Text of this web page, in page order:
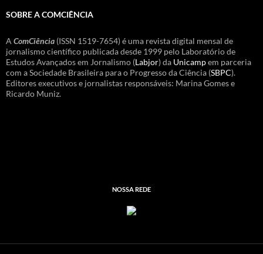
SOBRE A COMCIÊNCIA
A ComCiência (ISSN 1519-7654) é uma revista digital mensal de
jornalismo científico publicada desde 1999 pelo Laboratório de
Estudos Avançados em Jornalismo (Labjor) da Unicampem parceria
com a Sociedade Brasileira para o Progresso da Ciência (SBPC).
Editores executivos e jornalistas responsáveis: Marina Gomes e
Ricardo Muniz.
NOSSA REDE